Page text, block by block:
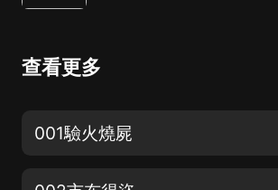
查看更多
001驗火燒屍